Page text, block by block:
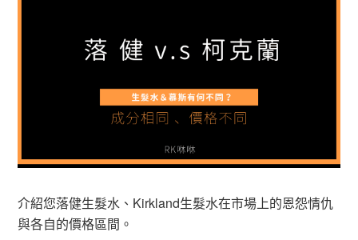
介紹您落健生髮水、Kirkland生髮水在市場上的恩怨情仇
與各自的價格區間。